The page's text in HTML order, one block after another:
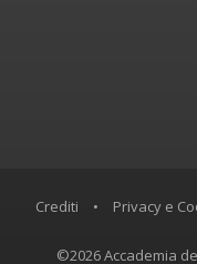
Crediti • Privacy e
©2026 Accademia